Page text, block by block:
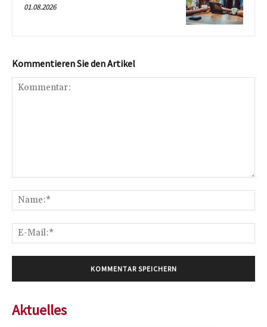
01.08.2026
Kommentieren Sie den Artikel
Aktuelles